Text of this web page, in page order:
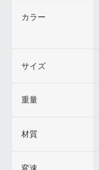
カラー
サイズ
重量
材質
変速